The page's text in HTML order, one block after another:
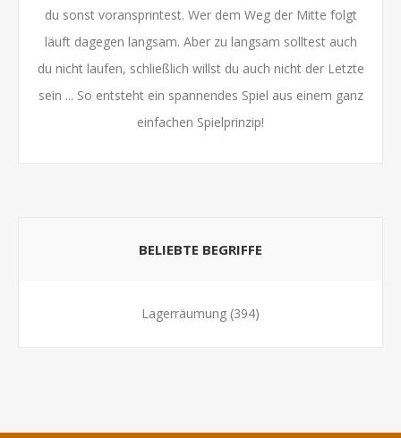
du sonst voransprintest. Wer dem Weg der Mitte folgt
läuft dagegen langsam. Aber zu langsam solltest auch
du nicht laufen, schließlich willst du auch nicht der Letzte
sein ... So entsteht ein spannendes Spiel aus einem ganz
einfachen Spielprinzip!
BELIEBTE BEGRIFFE
Lagerräumung (394)